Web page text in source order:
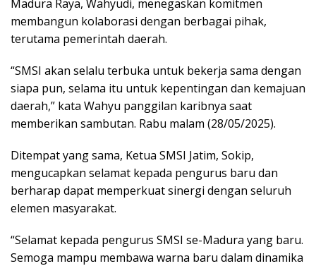
Madura Raya, Wahyudi, menegaskan komitmen
membangun kolaborasi dengan berbagai pihak,
terutama pemerintah daerah.
“SMSI akan selalu terbuka untuk bekerja sama dengan
siapa pun, selama itu untuk kepentingan dan kemajuan
daerah,” kata Wahyu panggilan karibnya saat
memberikan sambutan. Rabu malam (28/05/2025).
Ditempat yang sama, Ketua SMSI Jatim, Sokip,
mengucapkan selamat kepada pengurus baru dan
berharap dapat memperkuat sinergi dengan seluruh
elemen masyarakat.
“Selamat kepada pengurus SMSI se-Madura yang baru.
Semoga mampu membawa warna baru dalam dinamika